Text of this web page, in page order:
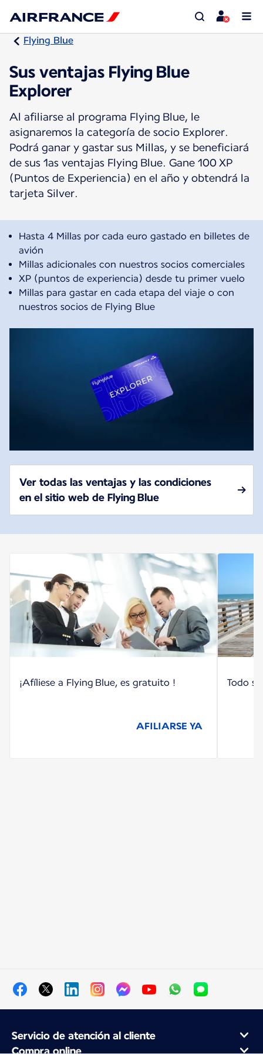
Flying Blue
Sus ventajas Flying Blue
Explorer
Al afiliarse al programa Flying Blue, le
asignaremos la categoría de socio Explorer.
Podrá ganar y gastar sus Millas, y se beneficiará
de sus 1as ventajas Flying Blue. Gane 100 XP
(Puntos de Experiencia) en el año y obtendrá la
tarjeta Silver.
Hasta 4 Millas por cada euro gastado en billetes de
avión
Millas adicionales con nuestros socios comerciales
XP (puntos de experiencia) desde tu primer vuelo
Millas para gastar en cada etapa del viaje o con
nuestros socios de Flying Blue
Ver todas las ventajas y las condiciones
en el sitio web de Flying Blue
¡Afíliese a Flying Blue, es gratuito !
AFILIARSE YA
Todo
Servicio de atención al cliente
Compra online